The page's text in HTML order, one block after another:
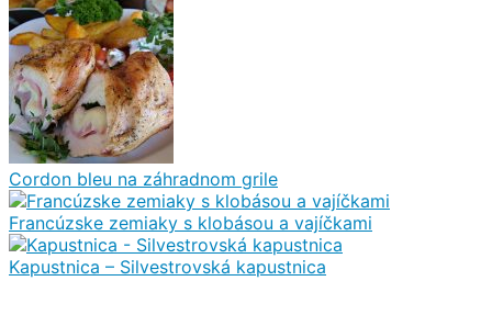
Cordon bleu na záhradnom grile
Francúzske zemiaky s klobásou a vajíčkami
Kapustnica – Silvestrovská kapustnica